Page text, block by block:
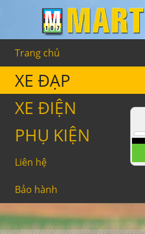
Trang chủ
XE ĐẠP
XE ĐIỆN
PHỤ KIỆN
Liên hệ
Bảo hành